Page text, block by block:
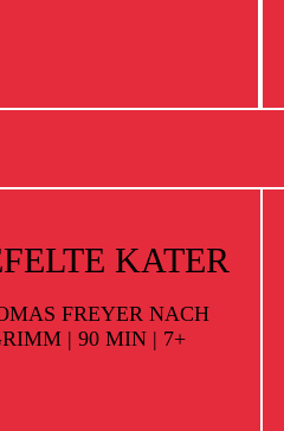
KATER
FREYER NACH
| 90 MIN | 7+